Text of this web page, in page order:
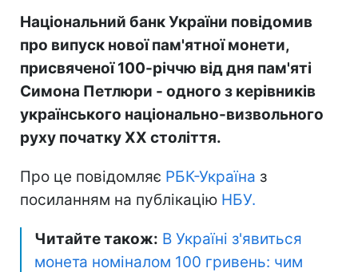
Національний банк України повідомив
про випуск нової пам'ятної монети,
присвяченої 100-річчю від дня пам'яті
Симона Петлюри - одного з керівників
українського національно-визвольного
руху початку XX століття.
Про це повідомляє РБК-Україна з
посиланням на публікацію НБУ.
Читайте також: В Україні з'явиться
монета номіналом 100 гривень: чим